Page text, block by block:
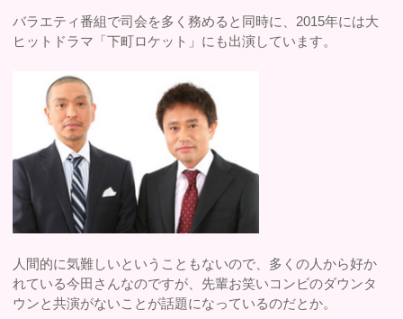
バラエティ番組で司会を多く務めると同時に、2015年には大
ヒットドラマ「下町ロケット」にも出演しています。
人間的に気難しいということもないので、多くの人から好か
れている今田さんなのですが、先輩お笑いコンビのダウンタ
ウンと共演がないことが話題になっているのだとか。